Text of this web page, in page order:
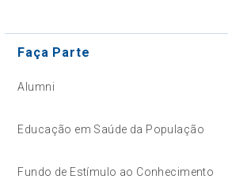
Faça Parte
Alumni
Educação em Saúde da População
Fundo de Estímulo ao Conhecimento